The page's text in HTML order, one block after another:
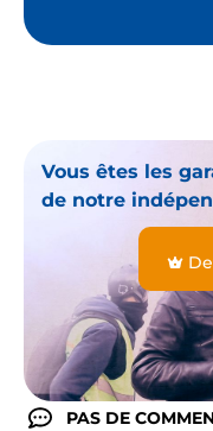
Vous êtes les
de notre
PAS DE